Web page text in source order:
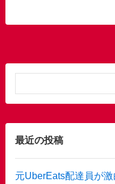
最近の投稿
元UberEats配達員が